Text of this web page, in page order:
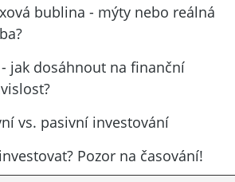
bublina - mýty nebo reálná
- jak dosáhnout na finanční
vs. pasivní investování
Pozor na časování!